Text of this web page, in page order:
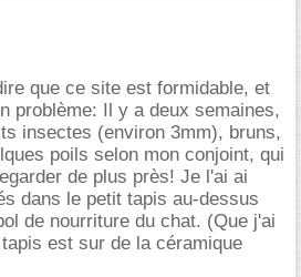
que ce site est formidable, et
problème: Il y a deux semaines,
insectes (environ 3mm), bruns,
poils selon mon conjoint, qui
de plus près! Je l'ai ai
dans le petit tapis au-dessus
de nourriture du chat. (Que j'ai
est sur de la céramique